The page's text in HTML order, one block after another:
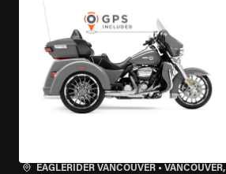
EAGLERIDER VANCOUVER • VANCOUVER,